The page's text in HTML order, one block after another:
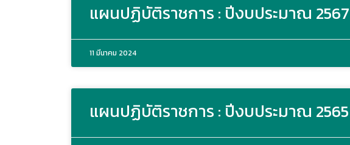
แผนปฏิบัติราชการ : ปีงบประมาณ 2567
11 มีนาคม 2024
แผนปฏิบัติราชการ : ปีงบประมาณ 2565